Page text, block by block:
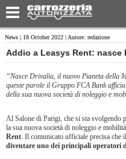
News | 18 October 2022 | Autore: redazione
Addio a Leasys Rent: nasce
“Nasce Drivalia, il nuovo Pianeta della
queste parole il Gruppo FCA Bank
della sua nuova società di noleggio e
Al Salone di Parigi, che si sta svolgendo
la sua nuova società di noleggio e
Rent. Il comunicato ufficiale precisa che
diventare uno dei principali operatori